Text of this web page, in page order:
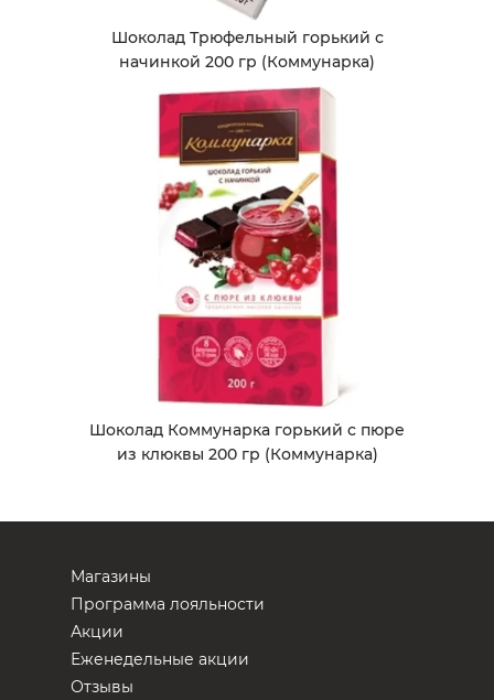
Шоколад Трюфельный горький с
начинкой 200 гр (Коммунарка)
Шоколад Коммунарка горький с пюре
из клюквы 200 гр (Коммунарка)
Магазины
Программа лояльности
Акции
Еженедельные акции
Отзывы